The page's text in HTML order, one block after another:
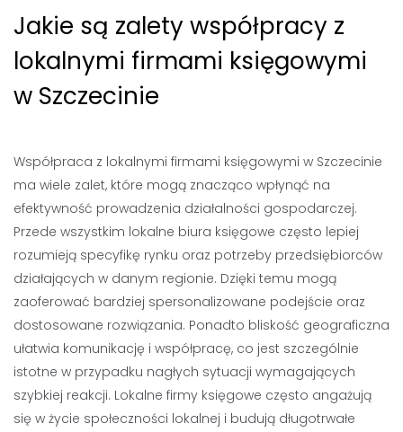
Jakie są zalety współpracy z
lokalnymi firmami księgowymi
w Szczecinie
Współpraca z lokalnymi firmami księgowymi w Szczecinie
ma wiele zalet, które mogą znacząco wpłynąć na
efektywność prowadzenia działalności gospodarczej.
Przede wszystkim lokalne biura księgowe często lepiej
rozumieją specyfikę rynku oraz potrzeby przedsiębiorców
działających w danym regionie. Dzięki temu mogą
zaoferować bardziej spersonalizowane podejście oraz
dostosowane rozwiązania. Ponadto bliskość geograficzna
ułatwia komunikację i współpracę, co jest szczególnie
istotne w przypadku nagłych sytuacji wymagających
szybkiej reakcji. Lokalne firmy księgowe często angażują
się w życie społeczności lokalnej i budują długotrwałe